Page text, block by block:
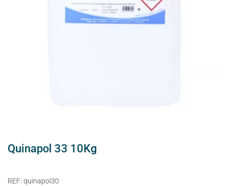
Quinapol 33 10Kg
REF: quinapol30